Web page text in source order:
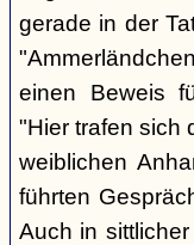
gerade in der
einen Beweis
"Hier trafen sich
weiblichen
führten
Auch in